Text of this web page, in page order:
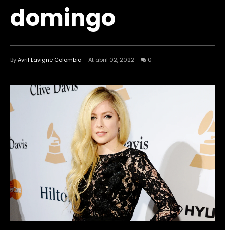
domingo
ByAvril Lavigne Colombia At abril 02, 2022 0